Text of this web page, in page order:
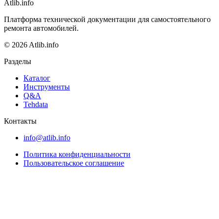
Atlib.info
Платформа технической документации для самостоятельного
ремонта автомобилей.
© 2026 Atlib.info
Разделы
Каталог
Инструменты
Q&A
Tehdata
Контакты
info@atlib.info
Политика конфиденциальности
Пользовательское соглашение